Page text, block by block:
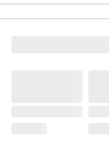
メーカー名